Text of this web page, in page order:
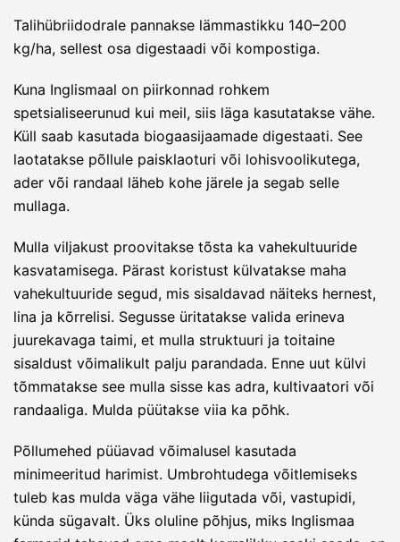
Talihübriidodrale pannakse lämmastikku 140–200
kg/ha, sellest osa digestaadi või kompostiga.
Kuna Inglismaal on piirkonnad rohkem
spetsialiseerunud kui meil, siis läga kasutatakse vähe.
Küll saab kasutada biogaasijaamade digestaati. See
laotatakse põllule paisklaoturi või lohisvoolikutega,
ader või randaal läheb kohe järele ja segab selle
mullaga.
Mulla viljakust proovitakse tõsta ka vahekultuuride
kasvatamisega. Pärast koristust külvatakse maha
vahekultuuride segud, mis sisaldavad näiteks hernest,
lina ja kõrrelisi. Segusse üritatakse valida erineva
juurekavaga taimi, et mulla struktuuri ja toitaine
sisaldust võimalikult palju parandada. Enne uut külvi
tõmmatakse see mulla sisse kas adra, kultivaatori või
randaaliga. Mulda püütakse viia ka põhk.
Põllumehed püüavad võimalusel kasutada
minimeeritud harimist. Umbrohtudega võitlemiseks
tuleb kas mulda väga vähe liigutada või, vastupidi,
künda sügavalt. Üks oluline põhjus, miks Inglismaa